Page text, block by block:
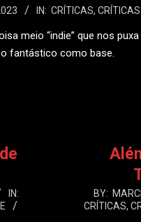
IN: CRÍTICAS,
meio “indie” que nos
fantástico como base.
IN:
2020-
12-
BY:
CRÍTICAS,